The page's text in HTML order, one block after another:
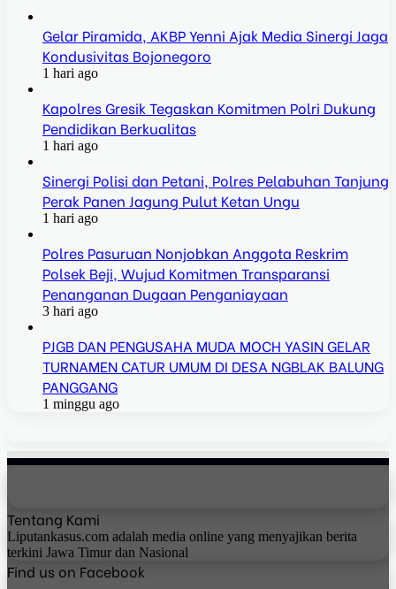
Gelar Piramida, AKBP Yenni Ajak Media Sinergi Jaga
Kondusivitas Bojonegoro
1 hari ago
Kapolres Gresik Tegaskan Komitmen Polri Dukung
Pendidikan Berkualitas
1 hari ago
Sinergi Polisi dan Petani, Polres Pelabuhan Tanjung
Perak Panen Jagung Pulut Ketan Ungu
1 hari ago
Polres Pasuruan Nonjobkan Anggota Reskrim
Polsek Beji, Wujud Komitmen Transparansi
Penanganan Dugaan Penganiayaan
3 hari ago
PJGB DAN PENGUSAHA MUDA MOCH YASIN GELAR
TURNAMEN CATUR UMUM DI DESA NGBLAK BALUNG
PANGGANG
1 minggu ago
Tentang Kami
Liputankasus.com adalah media online yang menyajikan berita
terkini Jawa Timur dan Nasional
Find us on Facebook